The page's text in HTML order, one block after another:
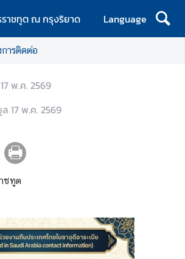
าชทูต ณ กรุงริยาด
Language
ารติดต่อ
17 พ.ค. 2569
17 พ.ค. 2569
ชทูต